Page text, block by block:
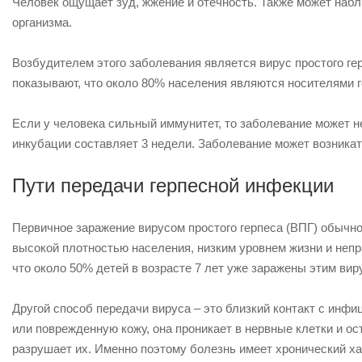
организма.
Возбудителем этого заболевания является вирус простого
показывают, что около 80% населения являются
Если у человека сильный иммунитет, то заболевание может
инкубации составляет 3 недели. Заболевание может
Пути передачи герпесной инфекции
Первичное заражение вирусом простого герпеса (ВПГ)
высокой плотностью населения, низким уровнем жизни и
что около 50% детей в возрасте 7 лет уже заражены этим
Другой способ передачи вируса – это близкий контакт с
или поврежденную кожу, она проникает в нервные клетки и
разрушает их. Именно поэтому болезнь имеет хронический